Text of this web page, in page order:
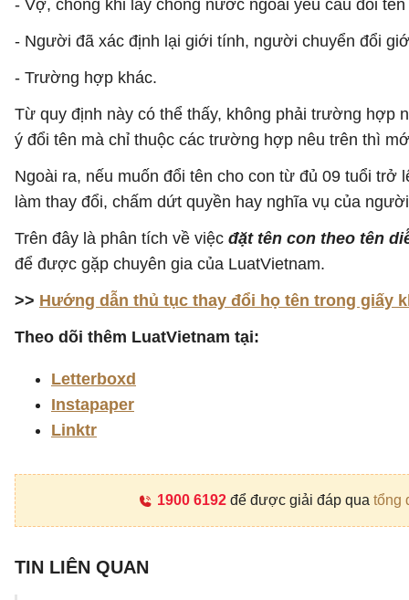
- Vợ, chồng khi lấy chồng nước ngoài yêu cầu đổi
- Người đã xác định lại giới tính, người chuyển đổi
- Trường hợp khác.
Từ quy định này có thể thấy, không phải trường hợp
ý đổi tên mà chỉ thuộc các trường hợp nêu trên thì
Ngoài ra, nếu muốn đổi tên cho con từ đủ 09 tuổi
làm thay đổi, chấm dứt quyền hay nghĩa vụ của
Trên đây là phân tích về việc đặt tên con theo tên
để được gặp chuyên gia của LuatVietnam.
>> Hướng dẫn thủ tục thay đổi họ tên trong giấy
Theo dõi thêm LuatVietnam tại:
Letterboxd
Instapaper
Linktr
1900 6192để được giải đáp qua tổng
TIN LIÊN QUAN